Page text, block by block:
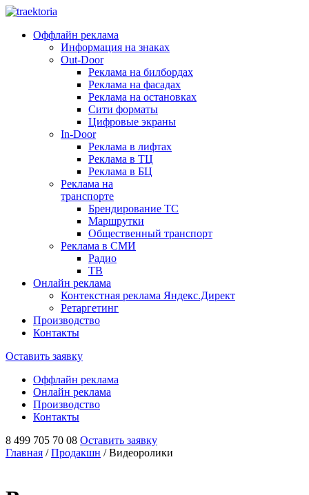
Оффлайн реклама
Информация на знаках
Out-Door
Реклама на билбордах
Реклама на фасадах
Реклама на остановках
Сити форматы
Цифровые экраны
In-Door
Реклама в лифтах
Реклама в ТЦ
Реклама в БЦ
Реклама на
транспорте
Брендирование ТС
Маршрутки
Общественный транспорт
Реклама в СМИ
Радио
ТВ
Онлайн реклама
Контекстная реклама Яндекс.Директ
Ретаргетинг
Производство
Контакты
Оставить заявку
Оффлайн реклама
Онлайн реклама
Производство
Контакты
8 499 705 70 08 Оставить заявку
Главная /Продакшн /Видеоролики